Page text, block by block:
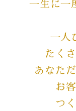
一生に一
一人
たく
あなた
お
つ